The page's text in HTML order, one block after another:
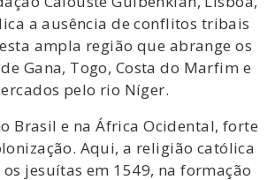
a ausência de conflitos tribais
ampla região que abrange os
Gana, Togo, Costa do Marfim e
pelo rio Níger.
Brasil e na África Ocidental, forte
Aqui, a religião católica
jesuítas em 1549, na formação